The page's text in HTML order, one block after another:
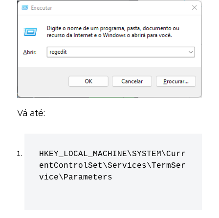
Vá até:
HKEY_LOCAL_MACHINE\SYSTEM\Curr
entControlSet\Services\TermSer
vice\Parameters